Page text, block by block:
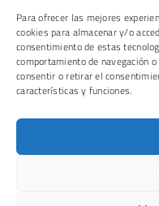
Para ofrecer las mejores
cookies para almacenar y/o
consentimiento de estas
comportamiento de navegación
consentir o retirar el
características y funciones.
Podcast
Contacto